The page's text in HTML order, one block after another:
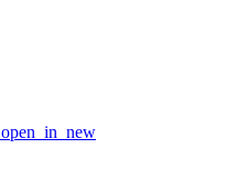
open_in_new